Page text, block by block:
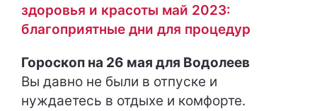
здоровья и красоты май 2023:
благоприятные дни для процедур
Гороскоп на 26 мая для Водолеев
Вы давно не были в отпуске и
нуждаетесь в отдыхе и комфорте.